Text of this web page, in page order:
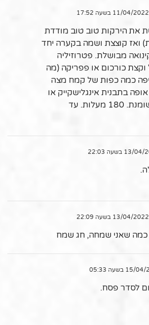
את הירקות טוב טוב מודדת
ואז קוצצת ושמה בקערה יחד
מבושלת. פטרוזיליה
כורכום או פפריקה (מה
כמה כפות של קמח מצה
אופה בתבנית אינגלישקייק או
בתבנית שקעים משומנת. 180 מעלות. עד
שאני שמחה, חג שמח
לסדר פסח.